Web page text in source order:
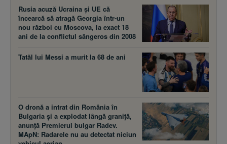
Rusia acuză Ucraina şi UE că
încearcă să atragă Georgia într-un
nou război cu Moscova, la exact 18
ani de la conflictul sângeros din 2008
Tatăl lui Messi a murit la 68 de ani
O dronă a intrat din România în
Bulgaria și a explodat lângă graniță,
anunță Premierul bulgar Radev.
MApN: Radarele nu au detectat niciun